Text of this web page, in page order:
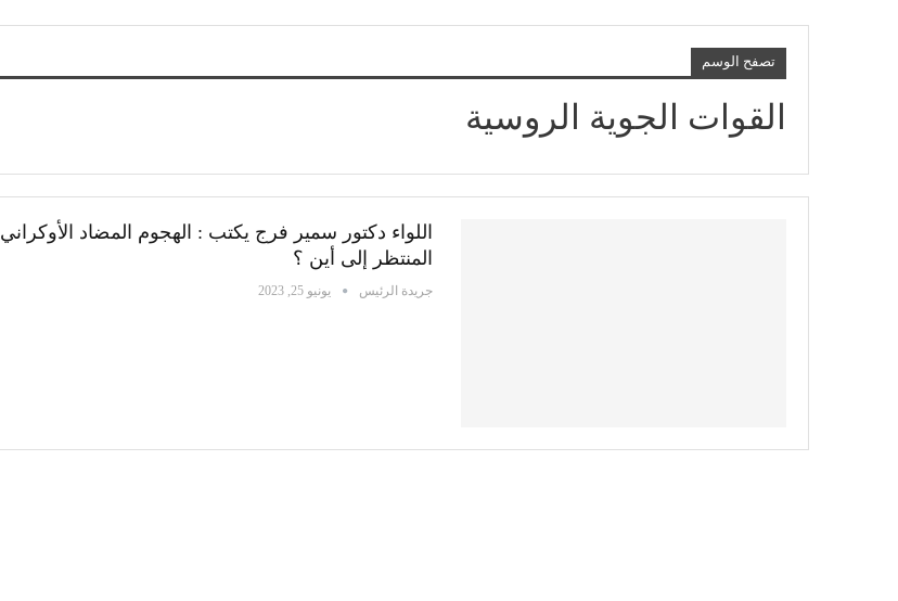
تصفح الوسم
القوات الجوية الروسية
اللواء دكتور سمير فرج يكتب : الهجوم المضاد الأوكراني
المنتظر إلى أين ؟
جريدة الرئيس يونيو 25, 2023